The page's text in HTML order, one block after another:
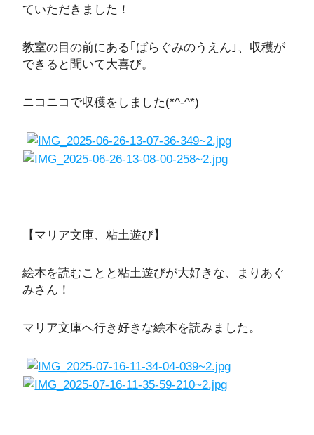
ていただきました！
教室の目の前にある｢ばらぐみのうえん｣、収穫が
できると聞いて大喜び。
ニコニコで収穫をしました(*^-^*)
【マリア文庫、粘土遊び】
絵本を読むことと粘土遊びが大好きな、まりあぐ
みさん！
マリア文庫へ行き好きな絵本を読みました。